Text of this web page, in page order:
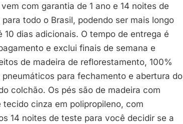
com garantia de 1 ano e 14 noites de
todo o Brasil, podendo ser mais longo
dias adicionais. O tempo de entrega é
e exclui finais de semana e
de madeira de reflorestamento, 100%
para fechamento e abertura do
colchão. Os pés são de madeira com
cinza em polipropileno, com
14 noites de teste para você decidir se a